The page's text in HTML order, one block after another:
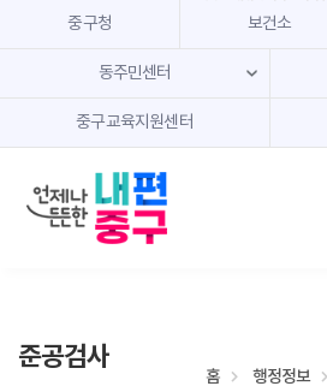
본문 내용 바로가기
주메뉴 바로가기
중구청 보건소
동주민센터
중구교육지원센터
준공검사
홈 행정정보